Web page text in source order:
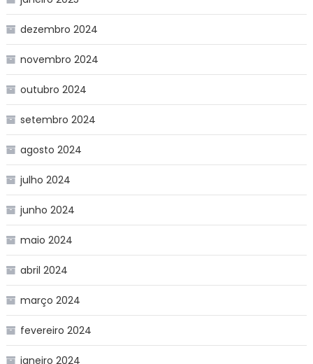
dezembro 2024
novembro 2024
outubro 2024
setembro 2024
agosto 2024
julho 2024
junho 2024
maio 2024
abril 2024
março 2024
fevereiro 2024
janeiro 2024